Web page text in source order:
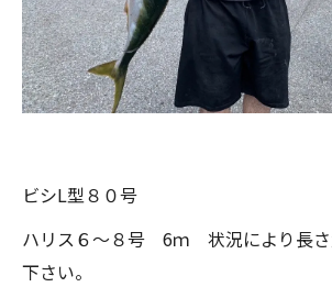
ビシL型８０号
ハリス６～８号 6ｍ 状況により長さ
下さい。